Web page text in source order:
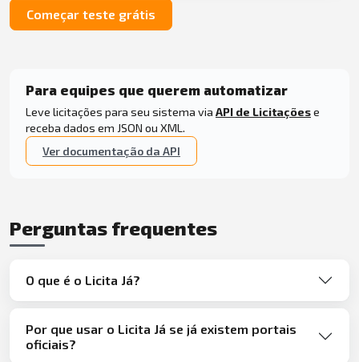
Começar teste grátis
Para equipes que querem automatizar
Leve licitações para seu sistema via API de Licitaçõese
receba dados em JSON ou XML.
Ver documentação da API
Perguntas frequentes
O que é o Licita Já?
Por que usar o Licita Já se já existem portais
oficiais?